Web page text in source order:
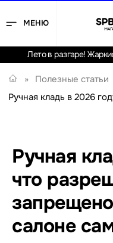
Полезные статьи »
Ручная
что
салоне